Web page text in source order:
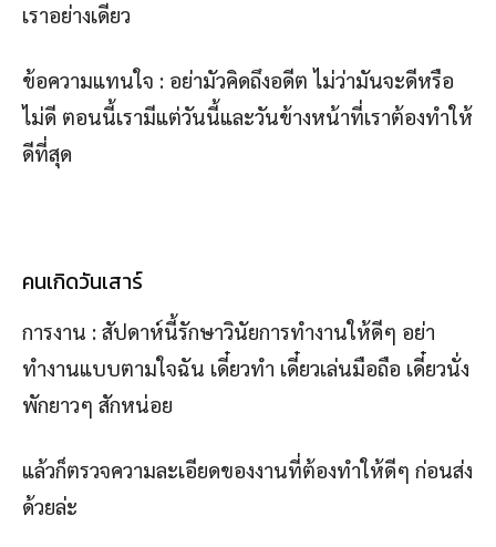
เราอย่างเดียว
ข้อความแทนใจ : อย่ามัวคิดถึงอดีต ไม่ว่ามันจะดีหรือ
ไม่ดี ตอนนี้เรามีแต่วันนี้และวันข้างหน้าที่เราต้องทำให้
ดีที่สุด
คนเกิดวันเสาร์
การงาน : สัปดาห์นี้รักษาวินัยการทำงานให้ดีๆ อย่า
ทำงานแบบตามใจฉัน เดี๋ยวทำ เดี๋ยวเล่นมือถือ เดี๋ยวนั่ง
พักยาวๆ สักหน่อย
แล้วก็ตรวจความละเอียดของงานที่ต้องทำให้ดีๆ ก่อนส่ง
ด้วยล่ะ